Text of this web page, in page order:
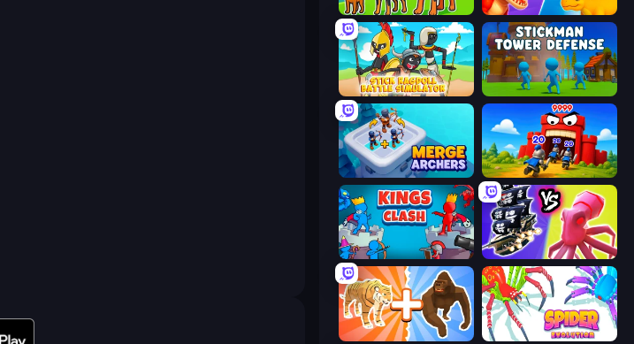
Dogs vs Aliens Idle Dino Farm Tycoon Simulator 3D
Stick Ragdoll Battle Simulator
Merge Archers TimeWarriors
Kings Clash Merge Pirates Caribbean Battle
Animal DNA Run Spider Evolution: Runner Game